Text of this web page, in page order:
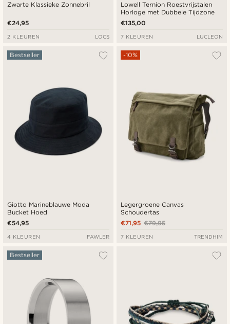
Zwarte Klassieke Zonnebril
€24,95
2 KLEUREN LOCS
Lowell Ternion Roestvrijstalen
Horloge met Dubbele Tijdzone
€135,00
7 KLEUREN LUCLEON
Giotto Marineblauwe Moda
Bucket Hoed
Bestseller
€54,95
4 KLEUREN FAWLER
Legergroene Canvas
Schoudertas
-10%
€79,95
€71,95
7 KLEUREN TRENDHIM
Bestseller